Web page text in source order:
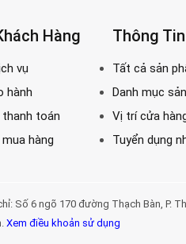
Hàng Thông
Số 6 ngõ 170 đường Thạch Bàn,
Xem điều khoản sử dụng